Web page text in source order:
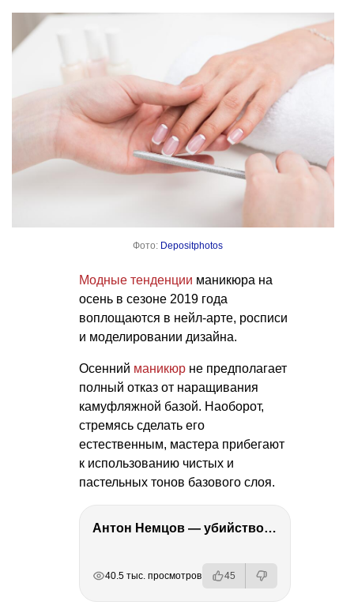
Фото: Depositphotos
Модные тенденции маникюра на
осень в сезоне 2019 года
воплощаются в нейл-арте, росписи
и моделировании дизайна.
Осенний маникюр не предполагает
полный отказ от наращивания
камуфляжной базой. Наоборот,
стремясь сделать его
естественным, мастера прибегают
к использованию чистых и
пастельных тонов базового слоя.
Антон Немцов — убийство Бориса Немцова, переезд в Дубай, семья и политика
40.5 тыс. просмотров 45